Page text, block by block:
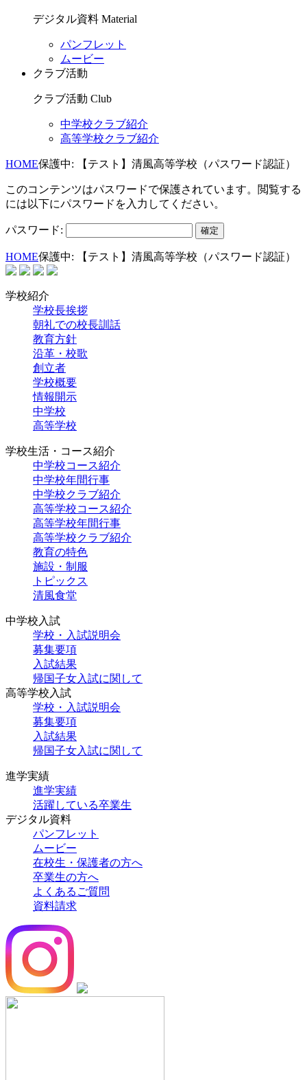
デジタル資料 Material
パンフレット
ムービー
クラブ活動
クラブ活動 Club
中学校クラブ紹介
高等学校クラブ紹介
HOME保護中: 【テスト】清風高等学校（パスワード認証）
このコンテンツはパスワードで保護されています。閲覧する
には以下にパスワードを入力してください。
パスワード:
HOME保護中: 【テスト】清風高等学校（パスワード認証）
学校紹介
学校長挨拶
朝礼での校長訓話
教育方針
沿革・校歌
創立者
学校概要
情報開示
中学校
高等学校
学校生活・コース紹介
中学校コース紹介
中学校年間行事
中学校クラブ紹介
高等学校コース紹介
高等学校年間行事
高等学校クラブ紹介
教育の特色
施設・制服
トピックス
清風食堂
中学校入試
学校・入試説明会
募集要項
入試結果
帰国子女入試に関して
高等学校入試
学校・入試説明会
募集要項
入試結果
帰国子女入試に関して
進学実績
進学実績
活躍している卒業生
デジタル資料
パンフレット
ムービー
在校生・保護者の方へ
卒業生の方へ
よくあるご質問
資料請求